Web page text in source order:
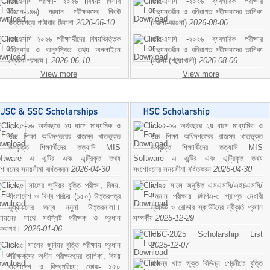
বিজ্ঞান-১৪৬) প্রধান পরীক্ষকদের নিকট
উত্তরপত্র পাঠাবার ঠিকানা 2026-06-10
এসএসসি ২০২৬ পরীক্ষার্থীদের বিষয়ভিত্তিক
বহিষ্কার ও অনুপস্থিত তথ্য অনলাইনে
প্রেরণ প্রসঙ্গে। 2026-06-10
View more
অভ্যন্তরীন ও বহিরাগত পরীক্ষকদের তালিকা
(জেলা-বরগুনা) 2026-08-06
এইচএসসি -২০২৬ ব্যবহারিক পরীক্ষার
অভ্যন্তরীন ও বহিরাগত পরীক্ষকদের তালিকা
(জেলা-(পটুয়াখালী) 2026-08-06
View more
২০২৫-২৬ অর্থবছরে ২য় ধাপে মাধ্যমিক ও
উচ্চ শিক্ষা অধিদপ্তরের রাজস্ব খাতভুক্ত
উপবৃত্তি শিক্ষার্থীদের তত্যাদি MIS
এ এন্ট্রি এবং এন্ট্রিকৃত তথ্য
সময়সীমা বর্ধিতকরন 2026-04-30
২০২৫ সালের জুনিয়র বৃত্তি পরীক্ষা, বিষয়:
বাংলাদেশ ও বিশ্ব পরিচয় (১৫০) উত্তরপত্র
মূল্যায়নের জন্য নমুনা উত্তরমালা।
সাথে সংশ্লিষ্ট পরীক্ষক ও প্রধান
2026-01-06
২০২৫ সালের জুনিয়র বৃত্তি পরীক্ষায় প্রধান
পরীক্ষকদের অধীন পরীক্ষকদের তালিকা, বিষয়
বাংলাদেশ ও বিশ্বপরিচয়; কোড- ১৫০
২০২৫-২৬ অর্থবছরে ২য় ধাপে মাধ্যমিক ও
উচ্চ শিক্ষা অধিদপ্তরের রাজস্ব খাতভুক্ত
উপবৃত্তি শিক্ষার্থীদের তত্যাদি MIS
Software এ এন্ট্রি এবং এন্ট্রিকৃত তথ্য
সংশোধনের সময়সীমা বর্ধিতকরন 2026-04-30
২০২৫ সালে অনুষ্ঠিত এসএসসি/এইচএসসি/
সমমান পরীক্ষায় জিপিএ-৫ প্রাপ্ত মেধাবী
স্কাউট ও রোভার স্কাউটদের স্বীকৃতি প্রদান
সম্পর্কীয় 2025-12-29
HSC-2025 Scholarship List
2025-12-07
রাজস্ব খাত ভুক্ত বিভিন্ন শ্রেনীতে বৃত্তি